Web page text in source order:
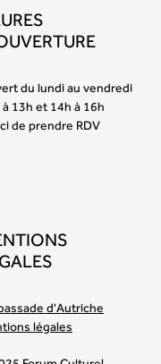
du lundi au vendredi
à 13h et 14h à 16h
de prendre RDV
d'Autriche
légales